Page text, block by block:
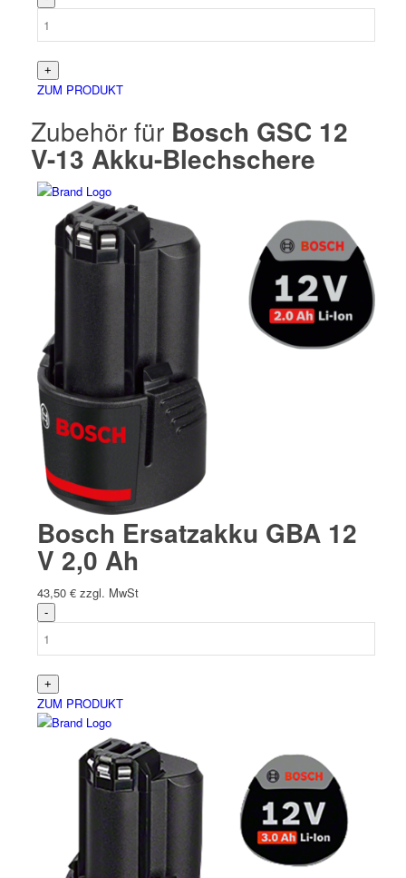
ZUM PRODUKT
Zubehör fürBosch GSC 12
V-13 Akku-Blechschere
Bosch Ersatzakku GBA 12
V 2,0 Ah
43,50 € zzgl. MwSt
ZUM PRODUKT